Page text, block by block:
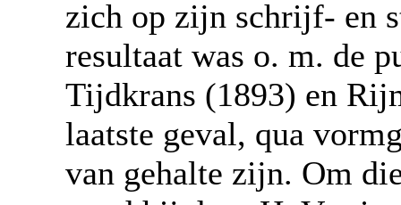
zich op zijn schrijf- en
resultaat was o. m. de
Tijdkrans (1893) en
laatste geval, qua
van gehalte zijn. Om